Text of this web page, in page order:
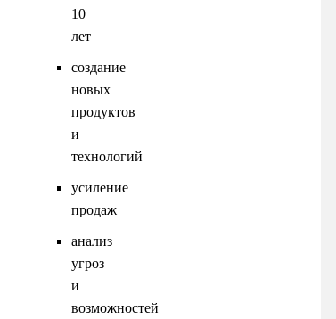
10
лет
создание
новых
продуктов
и
технологий
усиление
продаж
анализ
угроз
и
возможностей